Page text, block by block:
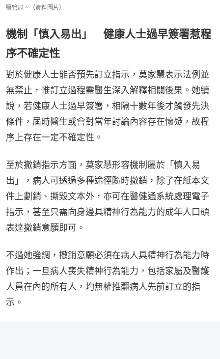
醫管局。（資料圖片）
機制「慎入易出」 健康人士過早簽署惹程
序不確定性
對於健康人士能否預先訂立指示，莫家慧表示法例並
無禁止，惟訂立過程需醫生深入解釋相關後果。她續
說，若健康人士過早簽署，相隔十數年後才觸發先決
條件，屆時醫生或會對當年討論內容存在懷疑，故程
序上存在一定不確定性。
至於撤銷指示方面，莫家慧形容機制屬於「慎入易
出」，病人可透過多種途徑隨時撤銷，除了在紙本文
件上劃銷、撕毀文本外，亦可在醫健通系統處理電子
指示，甚至只需向身邊具精神行為能力的成年人口頭
表達撤銷意願即可。
不過她強調，撤銷意願必須在病人具精神行為能力時
作出；一旦病人喪失精神行為能力，包括家屬及醫護
人員在內的所有人，均無權推翻病人先前訂立的指
示。